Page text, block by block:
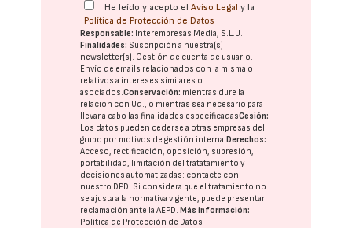
He leído y acepto elAviso Legal y la
Política de Protección de Datos
Responsable: Interempresas Media, S.L.U.
Finalidades: Suscripción a nuestra(s)
newsletter(s). Gestión de cuenta de usuario.
Envío de emails relacionados con la misma o
relativos a intereses similares o
asociados.Conservación: mientras dure la
relación con Ud., o mientras sea necesario para
llevar a cabo las finalidades especificadasCesión:
Los datos pueden cederse a otras empresas del
grupo por motivos de gestión interna.Derechos:
Acceso, rectificación, oposición, supresión,
portabilidad, limitación del tratatamiento y
decisiones automatizadas: contacte con
nuestro DPD . Si considera que el tratamiento no
se ajusta a la normativa vigente, puede presentar
reclamación ante laAEPD .Más información:
Política de Protección de Datos